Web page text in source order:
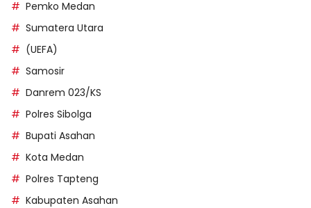
Pemko Medan
Sumatera Utara
(UEFA)
Samosir
Danrem 023/KS
Polres Sibolga
Bupati Asahan
Kota Medan
Polres Tapteng
Kabupaten Asahan